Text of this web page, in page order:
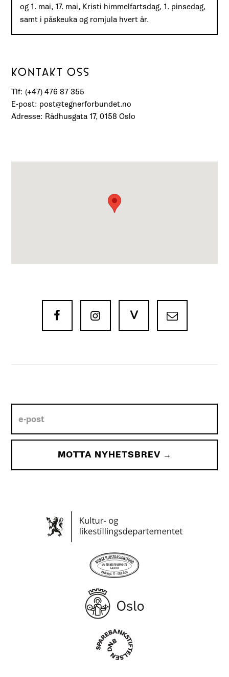
og 1. mai, 17. mai, Kristi himmelfartsdag, 1. pinsedag,
samt i påskeuka og romjula hvert år.
KONTAKT OSS
Tlf: (+47) 476 87 355
E-post: post@tegnerforbundet.no
Adresse: Rådhusgata 17, 0158 Oslo
  V 